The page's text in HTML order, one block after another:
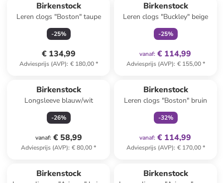
Birkenstock
Leren clogs "Boston" taupe
-25%
€ 134,99
Adviesprijs (AVP): € 180,00*
Birkenstock
Leren clogs "Buckley" beige
-25%
vanaf: € 114,99
Adviesprijs (AVP): € 155,00*
Birkenstock
Longsleeve blauw/wit
-26%
vanaf: € 58,99
Adviesprijs (AVP): € 80,00*
Birkenstock
Leren clogs "Boston" bruin
-32%
vanaf: € 114,99
Adviesprijs (AVP): € 170,00*
Birkenstock Birkenstock